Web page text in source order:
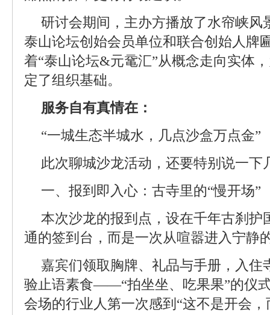
研讨会期间，主办方播放了水帘峡风
泰山论坛创始会员单位和联合创始人牌
着“泰山论坛&元鼋汇”从概念走向实体
定了组织基础。
服务自有真情在：
“一城生态半城水，几点沙盒万点金”
此次聊城沙龙活动，还要特别说一下
一、报到即入心：古寺里的“慢开场”
本次沙龙的报到点，设在千年古刹护
通的签到台，而是一次从喧嚣进入宁静
嘉宾们领取胸牌、礼品与手册，入住
验止语素食——“拍坐坐、吃果果”的仪
会场的行业人第一次感到“这不是开会，